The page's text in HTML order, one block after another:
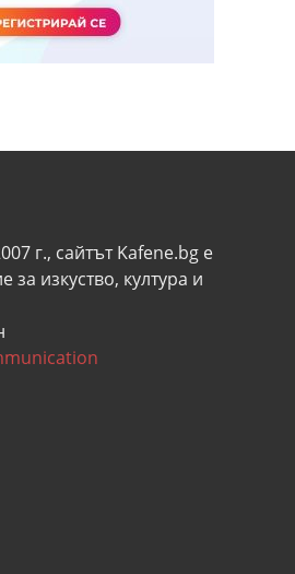
г., сайтът Kafene.bg e
за изкуство, култура и